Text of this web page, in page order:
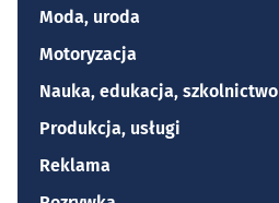
Moda, uroda
Motoryzacja
Nauka, edukacja, szkolnictwo
Produkcja, usługi
Reklama